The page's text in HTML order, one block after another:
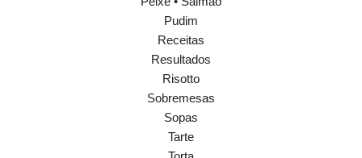
Pudim
Receitas
Resultados
Risotto
Sobremesas
Sopas
Tarte